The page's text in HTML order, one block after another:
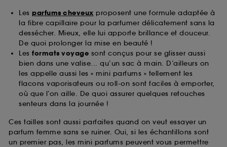
Les parfums cheveux proposent une formule adaptée à
la fibre capillaire pour la parfumer délicatement sans la
dessécher. Mieux, elle lui apporte brillance et douceur.
De quoi prolonger la mise en beauté !
Les formats voyage sont conçus pour se glisser aussi
bien dans une valise... qu’un sac à main. D’ailleurs on
les appelle aussi les « mini parfums » tellement les
flacons vaporisateurs ou roll-on sont faciles à emporter,
où que l’on aille. De quoi assurer quelques retouches
senteurs dans la journée !
Ces tailles sont aussi parfaites quand on veut essayer un
parfum femme sans se ruiner. Oui, si les échantillons sont
un premier pas, les mini parfums peuvent vous permettre